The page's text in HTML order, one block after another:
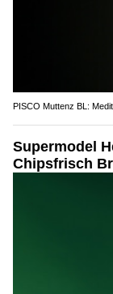
PISCO Muttenz BL:
Supermodel
Chipsfrisch